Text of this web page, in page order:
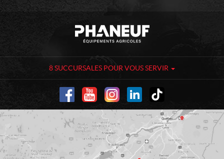
t
c
n
u
É
q
u
i
p
8 SUCCURSALES POUR VOUS SERVIR